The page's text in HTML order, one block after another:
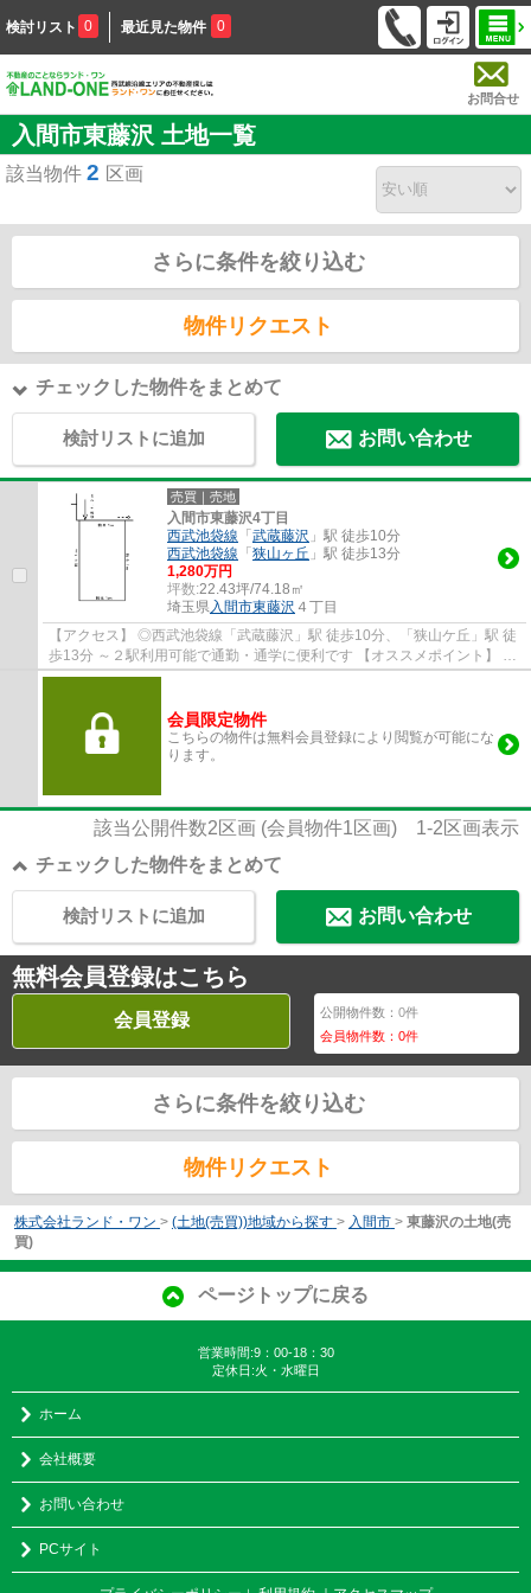
検討リスト 0 最近見た物件 0
お問合せ
入間市東藤沢 土地一覧
該当物件 2 区画
さらに条件を絞り込む
物件リクエスト
チェックした物件をまとめて
検討リストに追加 お問い合わせ
売買｜売地
入間市東藤沢4丁目
西武池袋線 「 武蔵藤沢 」駅 徒歩10分
西武池袋線 「 狭山ヶ丘 」駅 徒歩13分
1,280万円
坪数:22.43坪/74.18㎡
埼玉県入間市東藤沢 ４丁目
【アクセス】 ◎西武池袋線「武蔵藤沢」駅 徒歩10分、「狭山ケ丘」駅 徒
歩13分 ～２駅利用可能で通勤・通学に便利です 【オススメポイント】 ◎
大型商業施設グリーンガーデンまで徒歩10...
会員限定物件
こちらの物件は無料会員登録により閲覧が可能にな
ります。
該当公開件数2区画 (会員物件1区画) 1-2区画表示
チェックした物件をまとめて
お問い合わせ
検討リストに追加
無料会員登録はこちら
会員登録 公開物件数：0件
会員物件数：0件
さらに条件を絞り込む
物件リクエスト
株式会社ランド・ワン > (土地(売買))地域から探す > 入間市 > 東藤沢の土地(売
買)
ページトップに戻る
営業時間:9：00-18：30
定休日:火・水曜日
ホーム
会社概要
お問い合わせ
PCサイト